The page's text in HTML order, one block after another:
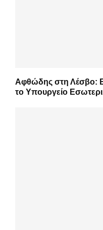
Αφθώδης στη Λέσβο:
το Υπουργείο